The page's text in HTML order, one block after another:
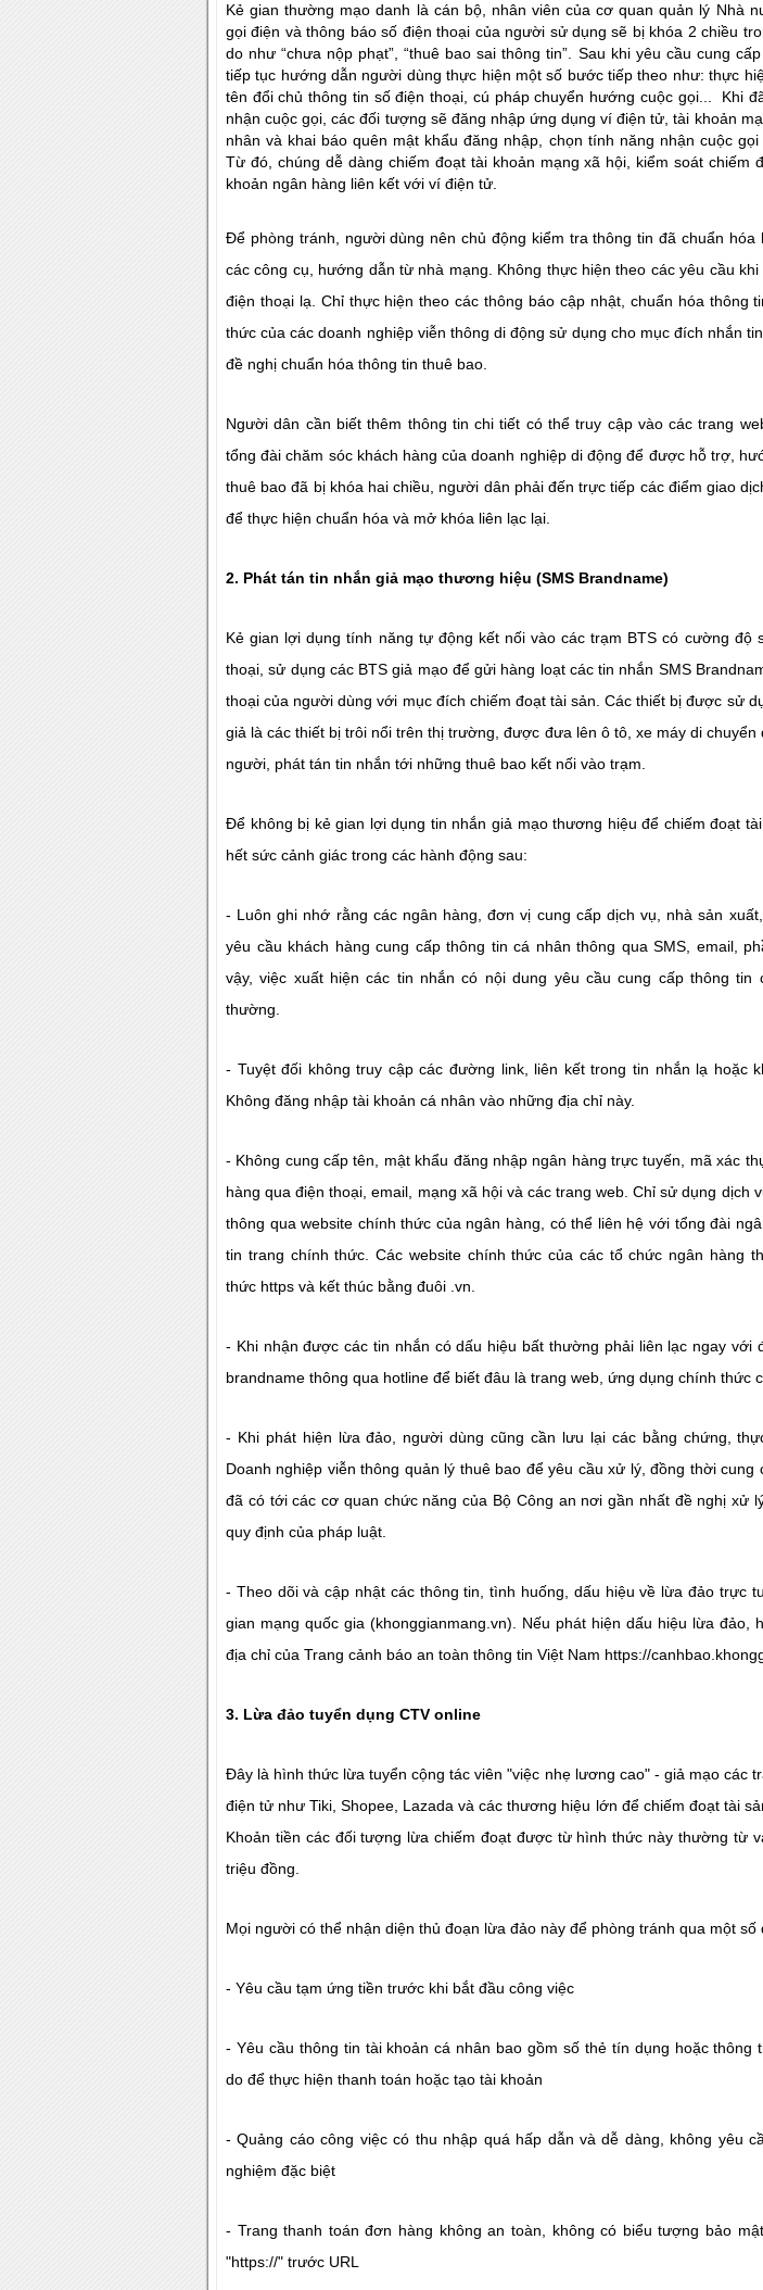
Kẻ gian thường mạo danh là cán bộ, nhân viên của cơ quan quản lý Nhà
gọi điện và thông báo số điện thoại của người sử dụng sẽ bị khóa 2 chiều
do như “chưa nộp phạt”, “thuê bao sai thông tin”. Sau khi yêu cầu cung
tiếp tục hướng dẫn người dùng thực hiện một số bước tiếp theo như: thực
tên đổi chủ thông tin số điện thoại, cú pháp chuyển hướng cuộc gọi... Khi
nhận cuộc gọi, các đối tượng sẽ đăng nhập ứng dụng ví điện tử, tài khoản
nhân và khai báo quên mật khẩu đăng nhập, chọn tính năng nhận cuộc gọi
Từ đó, chúng dễ dàng chiếm đoạt tài khoản mạng xã hội, kiểm soát chiếm
khoản ngân hàng liên kết với ví điện tử.
Để phòng tránh, người dùng nên chủ động kiểm tra thông tin đã chuẩn hóa
các công cụ, hướng dẫn từ nhà mạng. Không thực hiện theo các yêu cầu
điện thoại lạ. Chỉ thực hiện theo các thông báo cập nhật, chuẩn hóa thông
thức của các doanh nghiệp viễn thông di động sử dụng cho mục đích nhắn
đề nghị chuẩn hóa thông tin thuê bao.
Người dân cần biết thêm thông tin chi tiết có thể truy cập vào các trang
tổng đài chăm sóc khách hàng của doanh nghiệp di động để được hỗ trợ,
thuê bao đã bị khóa hai chiều, người dân phải đến trực tiếp các điểm giao
để thực hiện chuẩn hóa và mở khóa liên lạc lại.
2. Phát tán tin nhắn giả mạo thương hiệu (SMS Brandname)
Kẻ gian lợi dụng tính năng tự động kết nối vào các trạm BTS có cường độ
thoại, sử dụng các BTS giả mạo để gửi hàng loạt các tin nhắn SMS
thoại của người dùng với mục đích chiếm đoạt tài sản. Các thiết bị được sử
giả là các thiết bị trôi nổi trên thị trường, được đưa lên ô tô, xe máy di chuyển
người, phát tán tin nhắn tới những thuê bao kết nối vào trạm.
Để không bị kẻ gian lợi dụng tin nhắn giả mạo thương hiệu để chiếm đoạt
hết sức cảnh giác trong các hành động sau:
- Luôn ghi nhớ rằng các ngân hàng, đơn vị cung cấp dịch vụ, nhà sản
yêu cầu khách hàng cung cấp thông tin cá nhân thông qua SMS, email,
vậy, việc xuất hiện các tin nhắn có nội dung yêu cầu cung cấp thông tin
thường.
- Tuyệt đối không truy cập các đường link, liên kết trong tin nhắn lạ hoặc
Không đăng nhập tài khoản cá nhân vào những địa chỉ này.
- Không cung cấp tên, mật khẩu đăng nhập ngân hàng trực tuyến, mã xác
hàng qua điện thoại, email, mạng xã hội và các trang web. Chỉ sử dụng dịch
thông qua website chính thức của ngân hàng, có thể liên hệ với tổng đài
tin trang chính thức.Các website chính thức của các tổ chức ngân hàng
thức https và kết thúc bằng đuôi .vn.
- Khi nhận được các tin nhắn có dấu hiệu bất thường phải liên lạc ngay với
brandname thông qua hotline để biết đâu là trang web, ứng dụng chính thức
- Khi phát hiện lừa đảo, người dùng cũng cần lưu lại các bằng chứng,
Doanh nghiệp viễn thông quản lý thuê bao để yêu cầu xử lý, đồng thời cung
đã có tới các cơ quan chức năng của Bộ Công an nơi gần nhất đề nghị xử
quy định của pháp luật.
- Theo dõi và cập nhật các thông tin, tình huống, dấu hiệu về lừa đảo trực
gian mạng quốc gia (khonggianmang.vn). Nếu phát hiện dấu hiệu lừa đảo,
địa chỉ của Trang cảnh báo an toàn thông tin Việt Nam https://
3. Lừa đảo tuyển dụng CTV online
Đây là hình thức lừa tuyển cộng tác viên "việc nhẹ lương cao" - giả mạo các
điện tử như Tiki, Shopee, Lazada và các thương hiệu lớn để chiếm đoạt tài
Khoản tiền các đối tượng lừa chiếm đoạt được từ hình thức này thường từ
triệu đồng.
Mọi người có thể nhận diện thủ đoạn lừa đảo này để phòng tránh qua một số
- Yêu cầu tạm ứng tiền trước khi bắt đầu công việc
- Yêu cầu thông tin tài khoản cá nhân bao gồm số thẻ tín dụng hoặc thông
do để thực hiện thanh toán hoặc tạo tài khoản
- Quảng cáo công việc có thu nhập quá hấp dẫn và dễ dàng, không yêu
nghiệm đặc biệt
- Trang thanh toán đơn hàng không an toàn, không có biểu tượng bảo
"https://" trước URL